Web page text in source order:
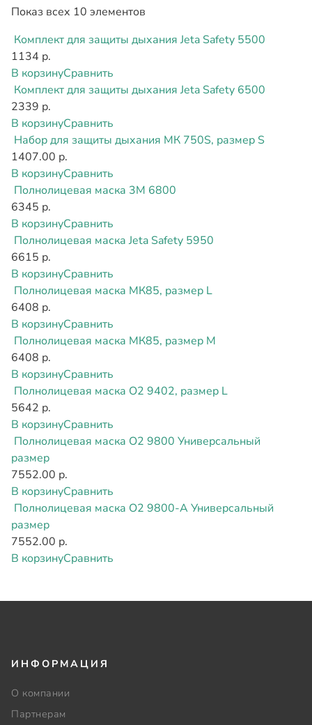
Показ всех 10 элементов
Комплект для защиты дыхания Jeta Safety 5500
1134 р.
В корзинуСравнить
Комплект для защиты дыхания Jeta Safety 6500
2339 р.
В корзинуСравнить
Набор для защиты дыхания МК 750S, размер S
1407.00 р.
В корзинуСравнить
Полнолицевая маска 3М 6800
6345 р.
В корзинуСравнить
Полнолицевая маска Jeta Safety 5950
6615 р.
В корзинуСравнить
Полнолицевая маска МК85, размер L
6408 р.
В корзинуСравнить
Полнолицевая маска МК85, размер M
6408 р.
В корзинуСравнить
Полнолицевая маска О2 9402, размер L
5642 р.
В корзинуСравнить
Полнолицевая маска О2 9800 Универсальный
размер
7552.00 р.
В корзинуСравнить
Полнолицевая маска О2 9800-А Универсальный
размер
7552.00 р.
В корзинуСравнить
ИНФОРМАЦИЯ
О компании
Партнерам